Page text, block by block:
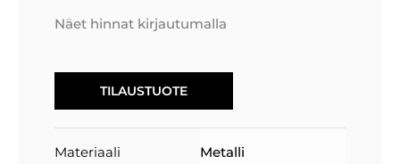
Näet hinnat kirjautumalla
TILAUSTUOTE
Materiaali Metalli